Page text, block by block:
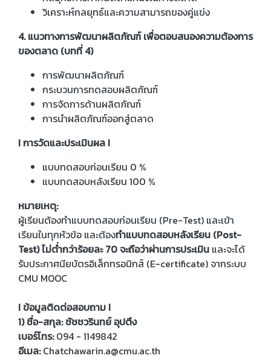
วิเคราะห์กลยุทธ์และความสามารถของคู่แข่ง
4. แนวทางการพัฒนาผลิตภัณฑ์ เพื่อตอบสนองความต้องการ
ของตลาด (บทที่ 4)
การพัฒนาผลิตภัณฑ์
กระบวนการทดสอบผลิตภัณฑ์
การจัดการด้านผลิตภัณฑ์
การนำผลิตภัณฑ์ออกสู่ตลาด
I การวัดและประเมินผล I
แบบทดสอบก่อนเรียน 0 %
แบบทดสอบหลังเรียน 100 %
หมายเหตุ:
ผู้เรียนต้องทำแบบทดสอบก่อนเรียน (Pre-Test) และเข้า
เรียนในทุกหัวข้อ และต้องทำแบบทดสอบหลังเรียน (Post-
Test) ไม่ต่ำกว่าร้อยละ 70 จะถือว่าผ่านการประเมิน และจะได้
รับประกาศนียบัตรอิเล็กทรอนิกส์ (E-certificate) จากระบบ
CMU MOOC
I ข้อมูลติดต่อสอบถาม I
1) ชื่อ-สกุล: ชัชชวรินทย์ อุปตึง
เบอร์โทร:094 - 1149842
อีเมล:Chatchawarin.a@cmu.ac.th